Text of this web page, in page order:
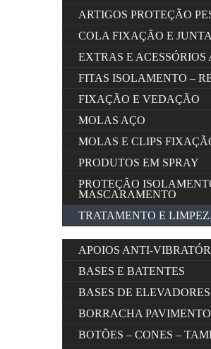
ARTIGOS PROTEÇÃO
COLA FIXAÇÃO E
EXTRAS E ACESSÓRIOS
FITAS ISOLAMENTO –
FIXAÇÃO E VEDAÇÃO
MOLAS AÇO
MOLAS E CLIPS
PRODUTOS EM SPRAY
PROTEÇÃO
MASCARAMENTO
TRATAMENTO E
APOIOS ANTI-
BASES E BATENTES
BASES DE
BORRACHA PAVIMENTO
BOTÕES – CONES –